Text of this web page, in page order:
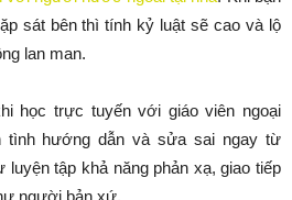
sát bên thì tính kỷ luật sẽ cao và lộ
lan man.
học trực tuyến với giáo viên ngoại
tình hướng dẫn và sửa sai ngay từ
tập khả năng phản xạ, giao tiếp
người bản xứ.